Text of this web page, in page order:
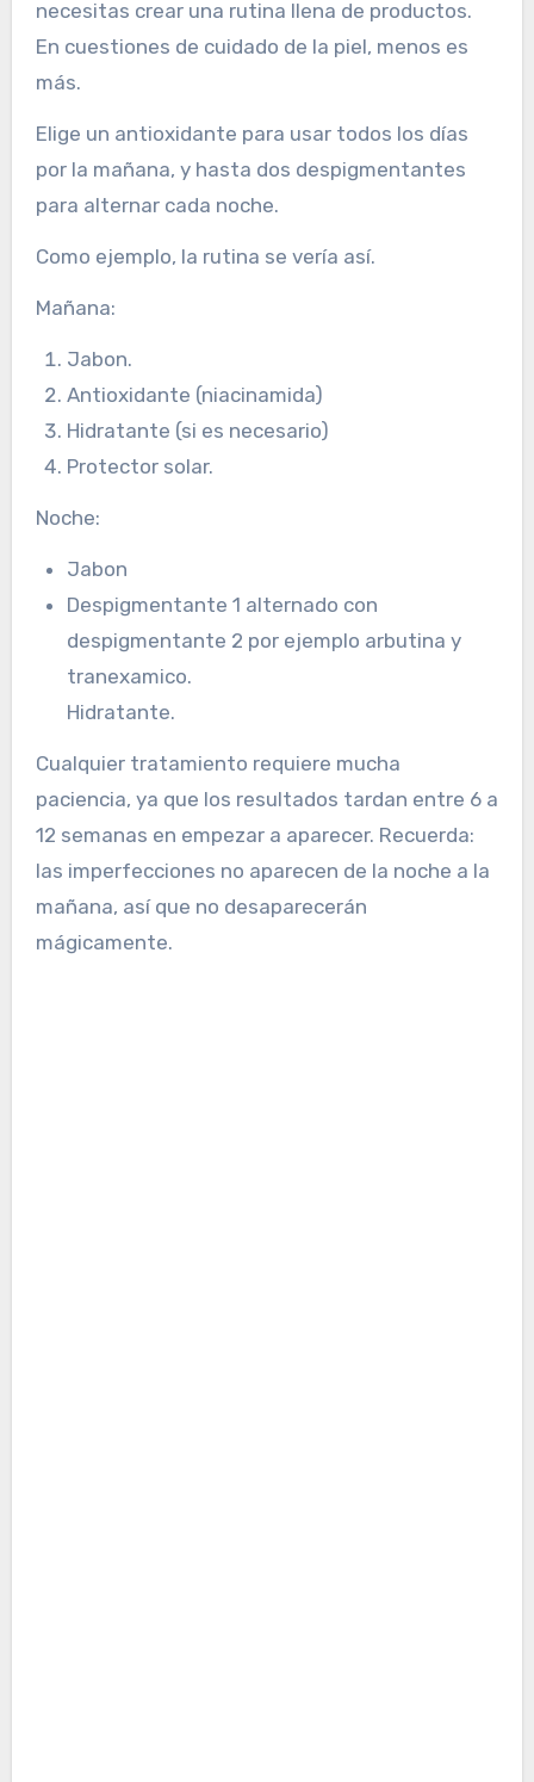
necesitas crear una rutina llena de productos.
En cuestiones de cuidado de la piel, menos es
más.
Elige un antioxidante para usar todos los días
por la mañana, y hasta dos despigmentantes
para alternar cada noche.
Como ejemplo, la rutina se vería así.
Mañana:
Jabon.
Antioxidante (niacinamida)
Hidratante (si es necesario)
Protector solar.
Noche:
Jabon
Despigmentante 1 alternado con
despigmentante 2 por ejemplo arbutina y
tranexamico.
Hidratante.
Cualquier tratamiento requiere mucha
paciencia, ya que los resultados tardan entre 6 a
12 semanas en empezar a aparecer. Recuerda:
las imperfecciones no aparecen de la noche a la
mañana, así que no desaparecerán
mágicamente.